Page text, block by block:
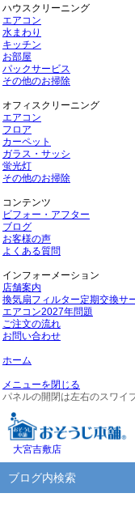
ハウスクリーニング
エアコン
水まわり
キッチン
お部屋
パックサービス
その他のお掃除
オフィスクリーニング
エアコン
フロア
カーペット
ガラス・サッシ
蛍光灯
その他のお掃除
コンテンツ
ビフォー・アフター
ブログ
お客様の声
よくある質問
インフォーメーション
店舗案内
換気扇フィルター定期交換サ
エアコン2027年問題
ご注文の流れ
お問い合わせ
ホーム
メニューを閉じる
パネルの開閉は左右のスワイ
大宮吉敷店
ブログ内検索